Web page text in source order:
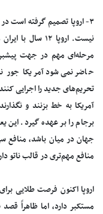
۳- اروپا تصمیم گرفته است
نیست. اروپا ۱۲
مرحله‌ای مهم در جهت
حاضر نمی‌شود آمریکا جور
تحریم‌های جدید را اجرایی
آمریکا به خط بزنند و
برجام را بر عهده گیرد. این
جهان در میان باشد، منافع
منافع مهم‌تری در قالب ناتو
اروپا اکنون فرصت طلایی
مستکبر دارد، اما ظاهراً